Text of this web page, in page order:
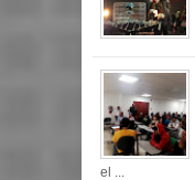
el ...